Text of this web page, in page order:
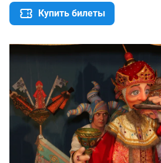
Купить билеты